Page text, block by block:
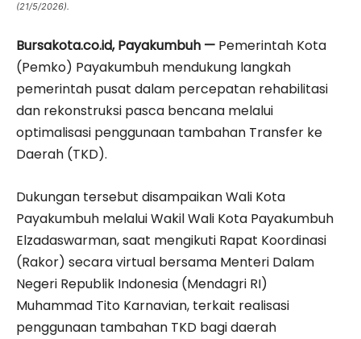
(21/5/2026).
Bursakota.co.id, Payakumbuh — Pemerintah Kota
(Pemko) Payakumbuh mendukung langkah
pemerintah pusat dalam percepatan rehabilitasi
dan rekonstruksi pasca bencana melalui
optimalisasi penggunaan tambahan Transfer ke
Daerah (TKD).
Dukungan tersebut disampaikan Wali Kota
Payakumbuh melalui Wakil Wali Kota Payakumbuh
Elzadaswarman, saat mengikuti Rapat Koordinasi
(Rakor) secara virtual bersama Menteri Dalam
Negeri Republik Indonesia (Mendagri RI)
Muhammad Tito Karnavian, terkait realisasi
penggunaan tambahan TKD bagi daerah